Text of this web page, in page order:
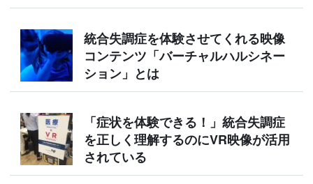
統合失調症を体験させてくれる映像
コンテンツ「バーチャルハルシネー
ション」とは
「症状を体験できる！」統合失調症
を正しく理解するのにVR映像が活用
されている